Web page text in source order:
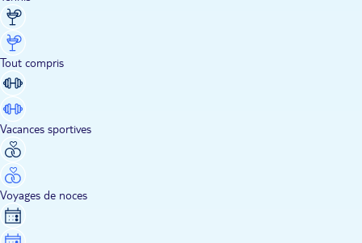
Tout compris
Vacances sportives
Voyages de noces